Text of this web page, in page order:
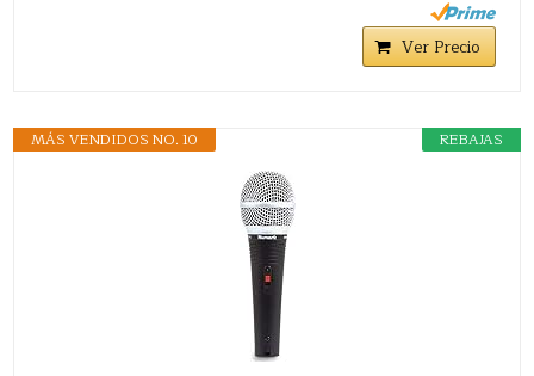
Ver Precio
REBAJAS
MÁS VENDIDOS NO. 10